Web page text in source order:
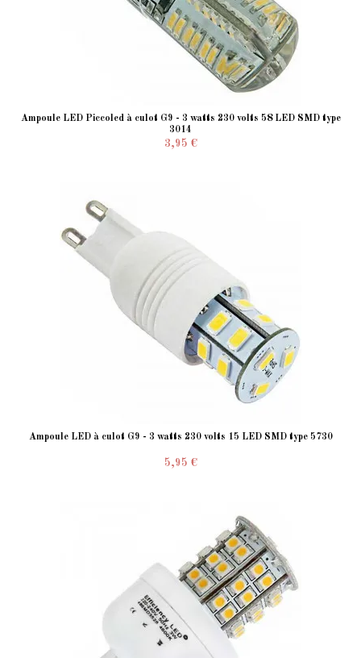
Ampoule LED Piccoled à culot G9 - 3 watts 230 volts 58 LED SMD type
3014
3,95 €
Ampoule LED à culot G9 - 3 watts 230 volts 15 LED SMD type 5730
5,95 €